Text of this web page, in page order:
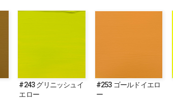
#243 グリニッシュイ
エロー
#253 ゴールドイエロ
ー